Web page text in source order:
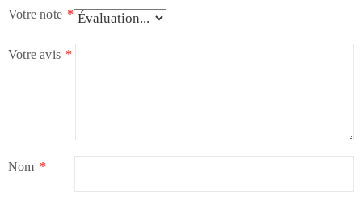
Votre note *
Votre avis *
Nom *